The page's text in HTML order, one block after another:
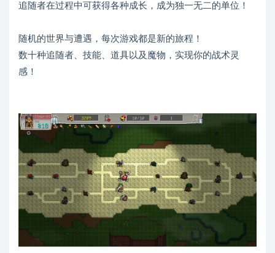
追随者在过程中可获得各种成长，成为独一无二的单位！
随机的世界与遭遇，每次游戏都是新的旅程！
数十种追随者、技能、道具以及魔物，实现你的战术灵
感！